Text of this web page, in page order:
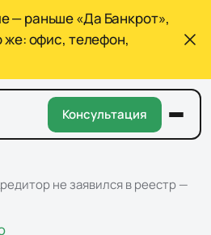
— раньше «Да Банкрот»,
же: офис, телефон,
Консультация
не заявился в реестр —